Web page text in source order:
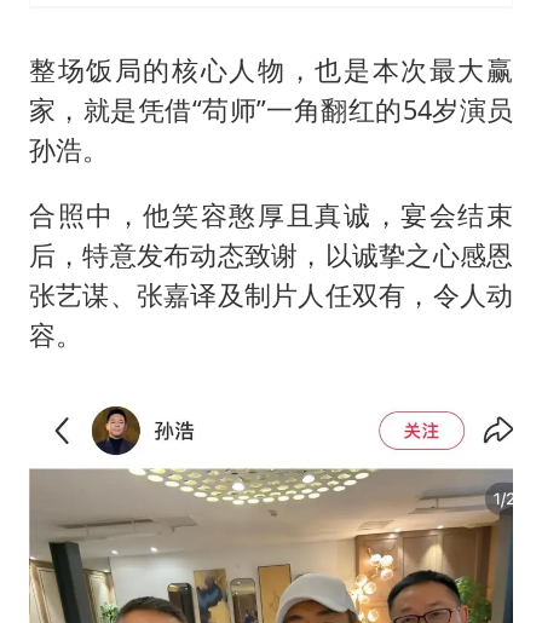
整场饭局的核心人物，也是本次最大赢
家，就是凭借“苟师”一角翻红的54岁演员
孙浩。
合照中，他笑容憨厚且真诚，宴会结束
后，特意发布动态致谢，以诚挚之心感恩
张艺谋、 张嘉译及制片人任双有，令人动
容。